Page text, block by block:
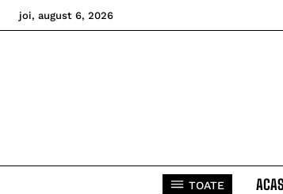
joi, august 6, 2026
TOATE